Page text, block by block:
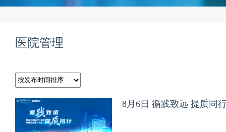
医院管理
8月6日 循践致远 提质同